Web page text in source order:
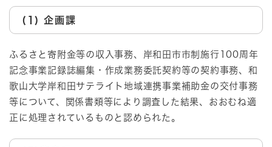
(1) 企画課
ふるさと寄附金等の収入事務、岸和田市市制施行100周年
記念事業記録誌編集・作成業務委託契約等の契約事務、和
歌山大学岸和田サテライト地域連携事業補助金の交付事務
等について、関係書類等により調査した結果、おおむね適
正に処理されているものと認められた。